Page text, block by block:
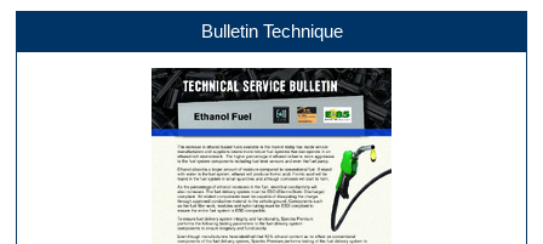
Bulletin Technique